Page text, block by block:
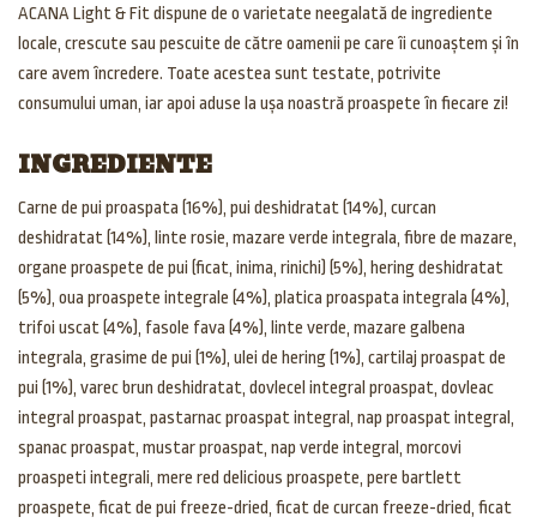
ACANA Light & Fit dispune de o varietate neegalată de ingrediente
locale, crescute sau pescuite de către oamenii pe care îi cunoaștem și în
care avem încredere. Toate acestea sunt testate, potrivite
consumului uman, iar apoi aduse la ușa noastră proaspete în fiecare zi!
INGREDIENTE
Carne de pui proaspata (16%), pui deshidratat (14%), curcan
deshidratat (14%), linte rosie, mazare verde integrala, fibre de mazare,
organe proaspete de pui (ficat, inima, rinichi) (5%), hering deshidratat
(5%), oua proaspete integrale (4%), platica proaspata integrala (4%),
trifoi uscat (4%), fasole fava (4%), linte verde, mazare galbena
integrala, grasime de pui (1%), ulei de hering (1%), cartilaj proaspat de
pui (1%), varec brun deshidratat, dovlecel integral proaspat, dovleac
integral proaspat, pastarnac proaspat integral, nap proaspat integral,
spanac proaspat, mustar proaspat, nap verde integral, morcovi
proaspeti integrali, mere red delicious proaspete, pere bartlett
proaspete, ficat de pui freeze-dried, ficat de curcan freeze-dried, ficat